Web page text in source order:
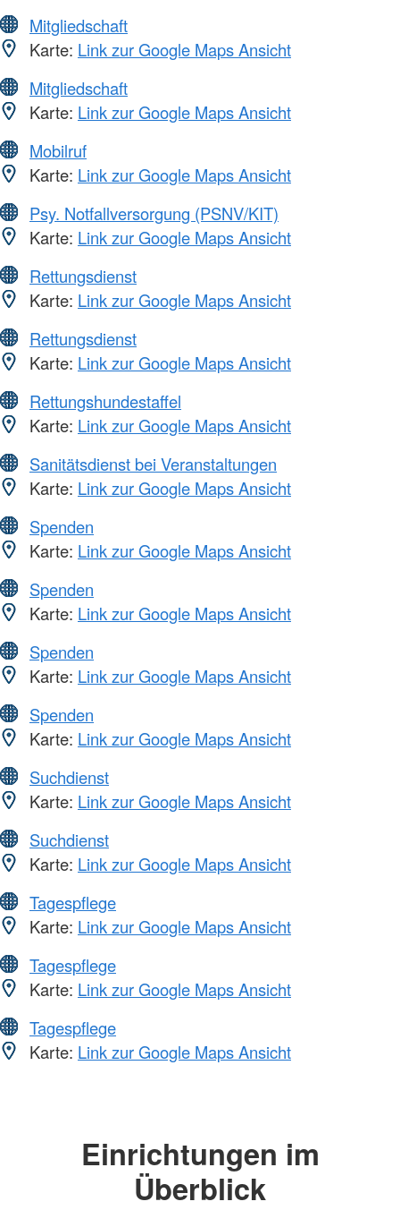
Mitgliedschaft
Karte: Link zur Google Maps Ansicht
Mitgliedschaft
Karte: Link zur Google Maps Ansicht
Mobilruf
Karte: Link zur Google Maps Ansicht
Psy. Notfallversorgung (PSNV/KIT)
Karte: Link zur Google Maps Ansicht
Rettungsdienst
Karte: Link zur Google Maps Ansicht
Rettungsdienst
Karte: Link zur Google Maps Ansicht
Rettungshundestaffel
Karte: Link zur Google Maps Ansicht
Sanitätsdienst bei Veranstaltungen
Karte: Link zur Google Maps Ansicht
Spenden
Karte: Link zur Google Maps Ansicht
Spenden
Karte: Link zur Google Maps Ansicht
Spenden
Karte: Link zur Google Maps Ansicht
Spenden
Karte: Link zur Google Maps Ansicht
Suchdienst
Karte: Link zur Google Maps Ansicht
Suchdienst
Karte: Link zur Google Maps Ansicht
Tagespflege
Karte: Link zur Google Maps Ansicht
Tagespflege
Karte: Link zur Google Maps Ansicht
Tagespflege
Karte: Link zur Google Maps Ansicht
Einrichtungen im
Überblick